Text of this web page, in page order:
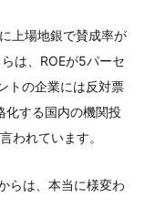
上場地銀で賛成率が
は、ROEが5パーセ
トの企業には反対票
化する国内の機関投
われています。
らは、本当に様変わ